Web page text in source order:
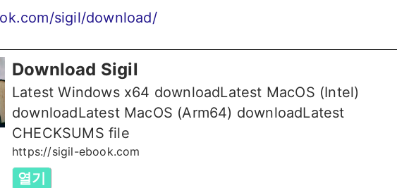
sigil/download/
Download Sigil
Latest Windows x64 downloadLatest MacOS (Intel)
downloadLatest MacOS (Arm64) downloadLatest
CHECKSUMS file
https://sigil-ebook.com
열기